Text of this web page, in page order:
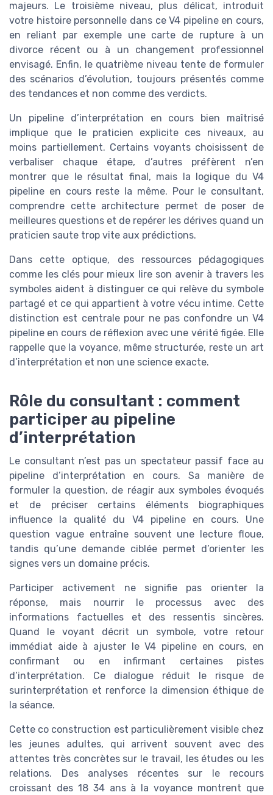
majeurs. Le troisième niveau, plus délicat, introduit
votre histoire personnelle dans ce V4 pipeline en cours,
en reliant par exemple une carte de rupture à un
divorce récent ou à un changement professionnel
envisagé. Enfin, le quatrième niveau tente de formuler
des scénarios d’évolution, toujours présentés comme
des tendances et non comme des verdicts.
Un pipeline d’interprétation en cours bien maîtrisé
implique que le praticien explicite ces niveaux, au
moins partiellement. Certains voyants choisissent de
verbaliser chaque étape, d’autres préfèrent n’en
montrer que le résultat final, mais la logique du V4
pipeline en cours reste la même. Pour le consultant,
comprendre cette architecture permet de poser de
meilleures questions et de repérer les dérives quand un
praticien saute trop vite aux prédictions.
Dans cette optique, des ressources pédagogiques
comme les clés pour mieux lire son avenir à travers les
symboles aident à distinguer ce qui relève du symbole
partagé et ce qui appartient à votre vécu intime. Cette
distinction est centrale pour ne pas confondre un V4
pipeline en cours de réflexion avec une vérité figée. Elle
rappelle que la voyance, même structurée, reste un art
d’interprétation et non une science exacte.
Rôle du consultant : comment
participer au pipeline
d’interprétation
Le consultant n’est pas un spectateur passif face au
pipeline d’interprétation en cours. Sa manière de
formuler la question, de réagir aux symboles évoqués
et de préciser certains éléments biographiques
influence la qualité du V4 pipeline en cours. Une
question vague entraîne souvent une lecture floue,
tandis qu’une demande ciblée permet d’orienter les
signes vers un domaine précis.
Participer activement ne signifie pas orienter la
réponse, mais nourrir le processus avec des
informations factuelles et des ressentis sincères.
Quand le voyant décrit un symbole, votre retour
immédiat aide à ajuster le V4 pipeline en cours, en
confirmant ou en infirmant certaines pistes
d’interprétation. Ce dialogue réduit le risque de
surinterprétation et renforce la dimension éthique de
la séance.
Cette co construction est particulièrement visible chez
les jeunes adultes, qui arrivent souvent avec des
attentes très concrètes sur le travail, les études ou les
relations. Des analyses récentes sur le recours
croissant des 18 34 ans à la voyance montrent que